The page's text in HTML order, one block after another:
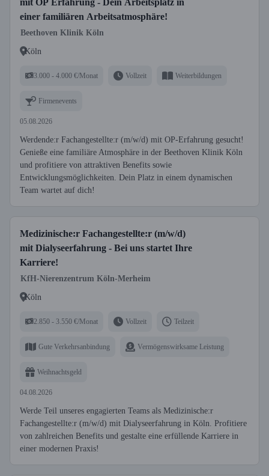
mit OP Erfahrung - Dein Arbeitsplatz in
einer familiären Arbeitsatmosphäre!
Beethoven Klinik Köln
Köln
3.000 - 4.000 €/Monat Vollzeit Weiterbildungen
Firmenevents
05.08.2026
Werdende:r Fachangestellte:r (m/w/d) mit OP-Erfahrung gesucht!
Genieße eine familiäre Atmosphäre in der Beethoven Klinik Köln
und profitiere von attraktiven Benefits sowie
Entwicklungsmöglichkeiten. Dein Platz in einem dynamischen
Team wartet auf dich!
Medizinische:r Fachangestellte:r (m/w/d)
mit Dialyseerfahrung - Bei uns startet Ihre
Karriere!
KfH-Nierenzentrum Köln-Merheim
Köln
2.850 - 3.550 €/Monat Vollzeit Teilzeit
Gute Verkehrsanbindung Vermögenswirksame Leistung
Weihnachtsgeld
04.08.2026
Werde Teil unseres engagierten Teams als Medizinische:r
Fachangestellte:r (m/w/d) mit Dialyseerfahrung in Köln. Profitiere
von zahlreichen Benefits und gestalte eine erfüllende Karriere in
einer modernen Praxis!